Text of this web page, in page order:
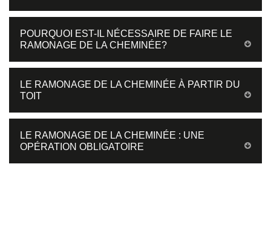
POURQUOI EST-IL NÉCESSAIRE DE FAIRE LE
RAMONAGE DE LA CHEMINÉE?
LE RAMONAGE DE LA CHEMINÉE À PARTIR DU
TOIT
LE RAMONAGE DE LA CHEMINÉE : UNE
OPÉRATION OBLIGATOIRE